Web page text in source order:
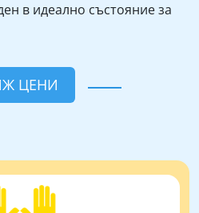
в идеално състояние за
ЦЕНИ